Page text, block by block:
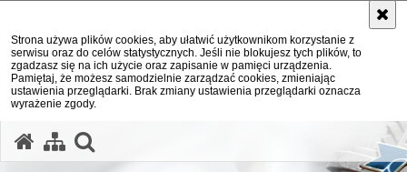
Strona używa plików cookies, aby ułatwić użytkownikom korzystanie z
serwisu oraz do celów statystycznych. Jeśli nie blokujesz tych plików, to
zgadzasz się na ich użycie oraz zapisanie w pamięci urządzenia.
Pamiętaj, że możesz samodzielnie zarządzać cookies, zmieniając
ustawienia przeglądarki. Brak zmiany ustawienia przeglądarki oznacza
wyrażenie zgody.